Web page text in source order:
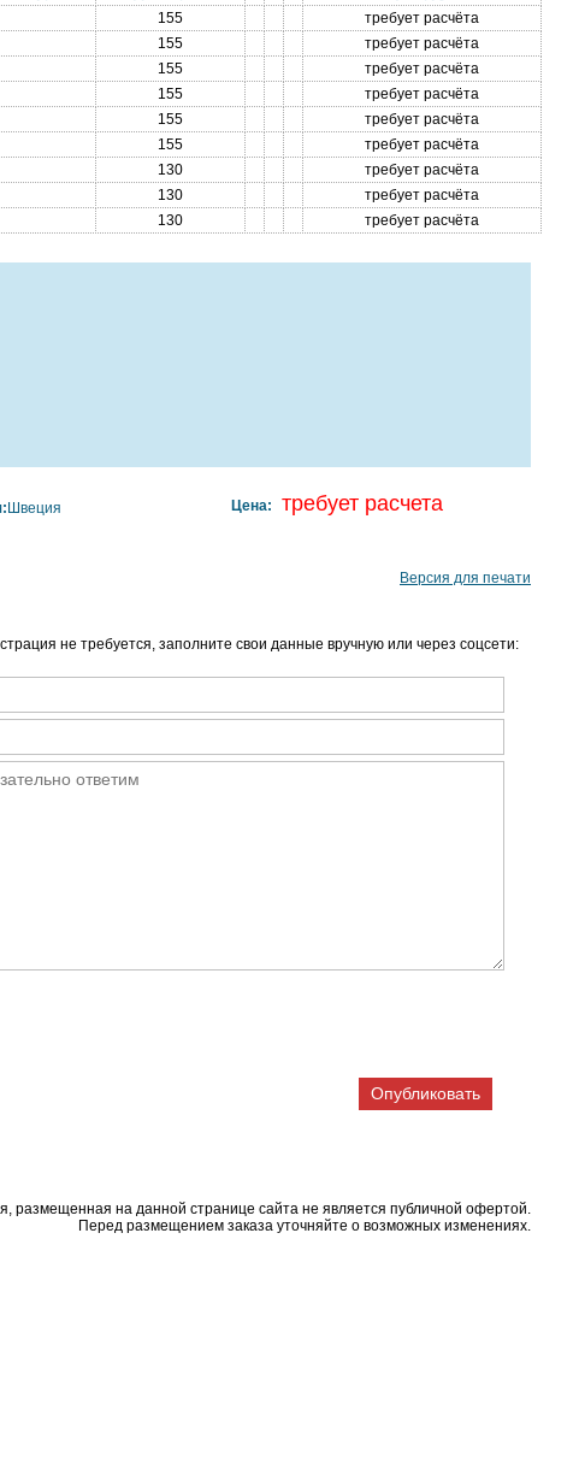
155
требует расчёта
155
требует расчёта
155
требует расчёта
155
требует расчёта
155
требует расчёта
155
требует расчёта
130
требует расчёта
130
требует расчёта
130
требует расчёта
Швеция Цена: требует расчета
Версия для печати
не требуется, заполните свои данные вручную или через соцсети:
размещенная на данной странице сайта не является публичной офертой.
Перед размещением заказа уточняйте о возможных изменениях.